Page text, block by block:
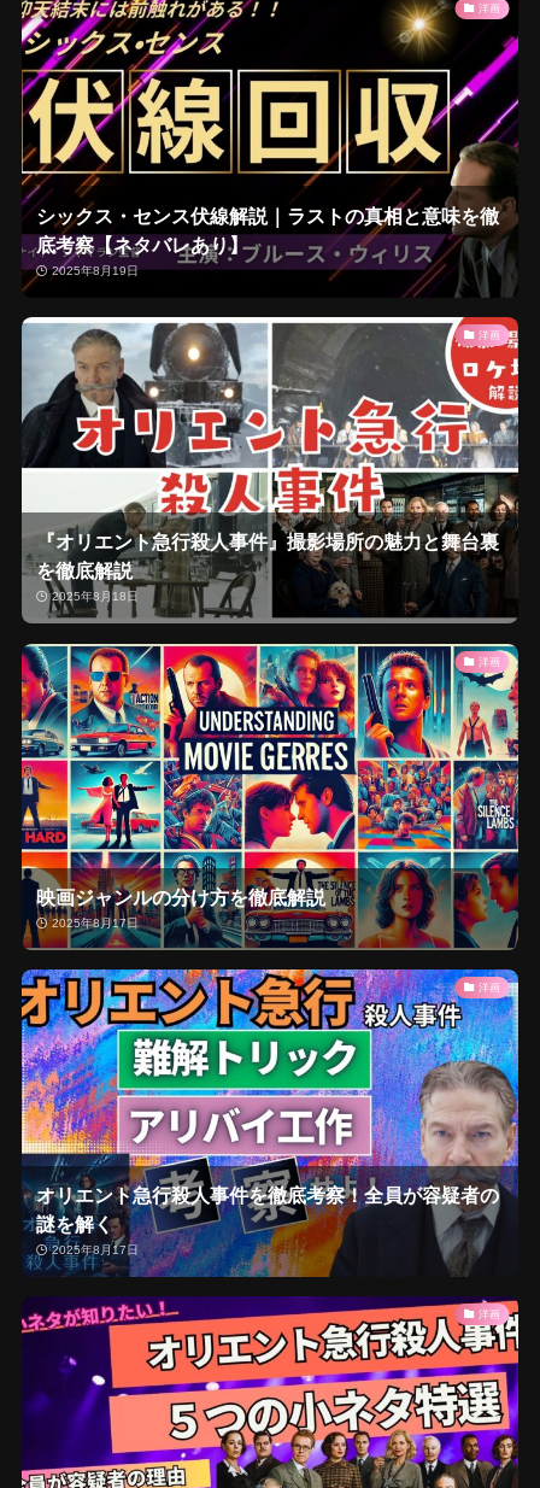
洋画
シックス・センス伏線解説｜ラストの真相と意味を徹
底考察【ネタバレあり】
2025年8月19日
洋画
『オリエント急行殺人事件』撮影場所の魅力と舞台裏
を徹底解説
2025年8月18日
洋画
映画ジャンルの分け方を徹底解説
2025年8月17日
洋画
オリエント急行殺人事件を徹底考察！全員が容疑者の
謎を解く
2025年8月17日
洋画